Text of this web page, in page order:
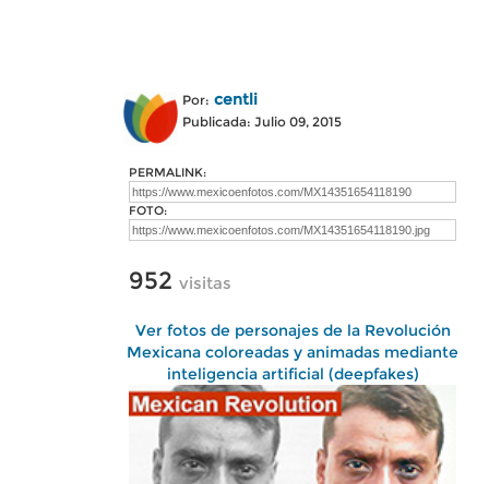
Por: centli
Publicada: Julio 09, 2015
PERMALINK:
FOTO:
952 visitas
Ver fotos de personajes de la Revolución
Mexicana coloreadas y animadas mediante
inteligencia artificial (deepfakes)